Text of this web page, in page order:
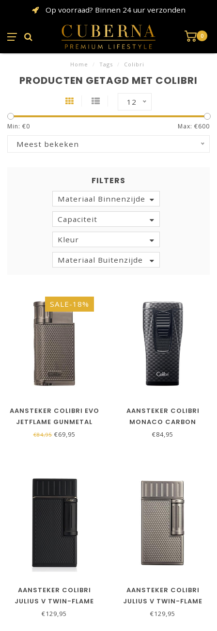
Op voorraad? Binnen 24 uur verzonden
0
Home / Tags / Colibri
PRODUCTEN GETAGD MET COLIBRI
12
Min: €0 Max: €600
Meest bekeken
FILTERS
Materiaal Binnenzijde
Capaciteit
Kleur
Materiaal Buitenzijde
SALE-18%
AANSTEKER COLIBRI EVO
JETFLAME GUNMETAL
€84,95€69,95
AANSTEKER COLIBRI
MONACO CARBON
ZWART
€84,95
AANSTEKER COLIBRI
JULIUS V TWIN-FLAME
ZWART
€129,95
AANSTEKER COLIBRI
JULIUS V TWIN-FLAME
GUNMETAL
€129,95